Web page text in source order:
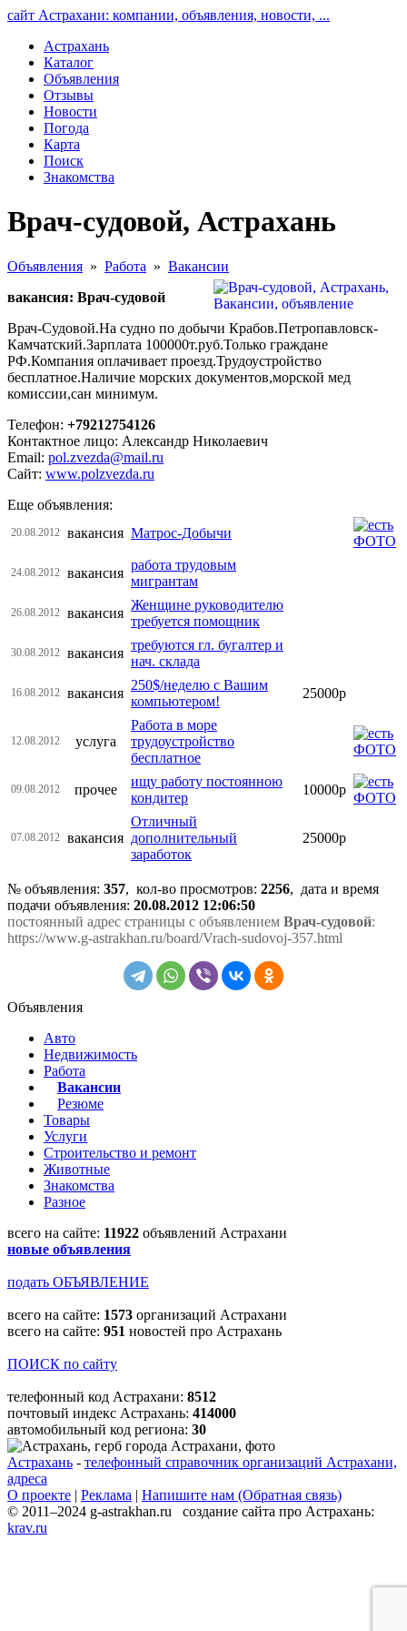
сайт Астрахани: компании, объявления, новости, ...
Астрахань
Каталог
Объявления
Отзывы
Новости
Погода
Карта
Поиск
Знакомства
Врач-судовой, Астрахань
Объявления » Работа » Вакансии
вакансия: Врач-судовой
Врач-Судовой.На судно по добычи Крабов.Петропавловск-
Камчатский.Зарплата 100000т.руб.Только граждане
РФ.Компания оплачивает проезд.Трудоустройство
бесплатное.Наличие морских документов,морской мед
комиссии,сан минимум.
Телефон: +79212754126
Контактное лицо: Александр Николаевич
Email: pol.zvezda@mail.ru
Сайт: www.polzvezda.ru
Еще объявления:
20.08.2012 вакансия Матрос-Добычи
24.08.2012 вакансия
работа трудовым
мигрантам
26.08.2012 вакансия
Женщине руководителю
требуется помощник
30.08.2012 вакансия
требуются гл. бугалтер и
нач. склада
16.08.2012 вакансия
250$/неделю с Вашим
компьютером!
25000р
12.08.2012 услуга
Работа в море
трудоустройство
бесплатное
09.08.2012 прочее
ищу работу постоянною
кондитер
10000р
07.08.2012 вакансия
Отличный
дополнительный
заработок
25000р
№ объявления: 357, кол-во просмотров: 2256, дата и время
подачи объявления: 20.08.2012 12:06:50
постоянный адрес страницы с объявлением Врач-судовой:
https://www.g-astrakhan.ru/board/Vrach-sudovoj-357.html
Объявления
Авто
Недвижимость
Работа
Вакансии
Резюме
Товары
Услуги
Строительство и ремонт
Животные
Знакомства
Разное
всего на сайте: 11922 объявлений Астрахани
новые объявления
подать ОБЪЯВЛЕНИЕ
всего на сайте: 1573 организаций Астрахани
всего на сайте: 951 новостей про Астрахань
ПОИСК по сайту
телефонный код Астрахани: 8512
почтовый индекс Астрахань: 414000
автомобильный код региона: 30
Астрахань - телефонный справочник организаций Астрахани,
адреса
О проекте | Реклама | Напишите нам (Обратная связь)
© 2011–2024 g-astrakhan.ru создание сайта про Астрахань:
krav.ru